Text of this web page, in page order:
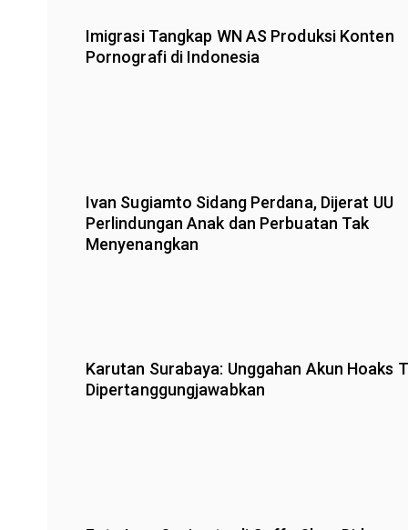
Imigrasi Tangkap WN AS Produksi Konten
Pornografi di Indonesia
Ivan Sugiamto Sidang Perdana, Dijerat UU
Perlindungan Anak dan Perbuatan Tak
Menyenangkan
Karutan Surabaya: Unggahan Akun Hoaks
Dipertanggungjawabkan